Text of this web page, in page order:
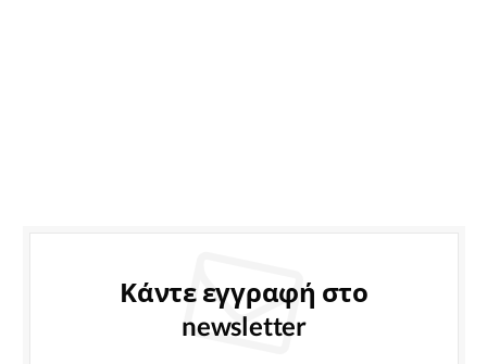
Κάντε εγγραφή στο
newsletter